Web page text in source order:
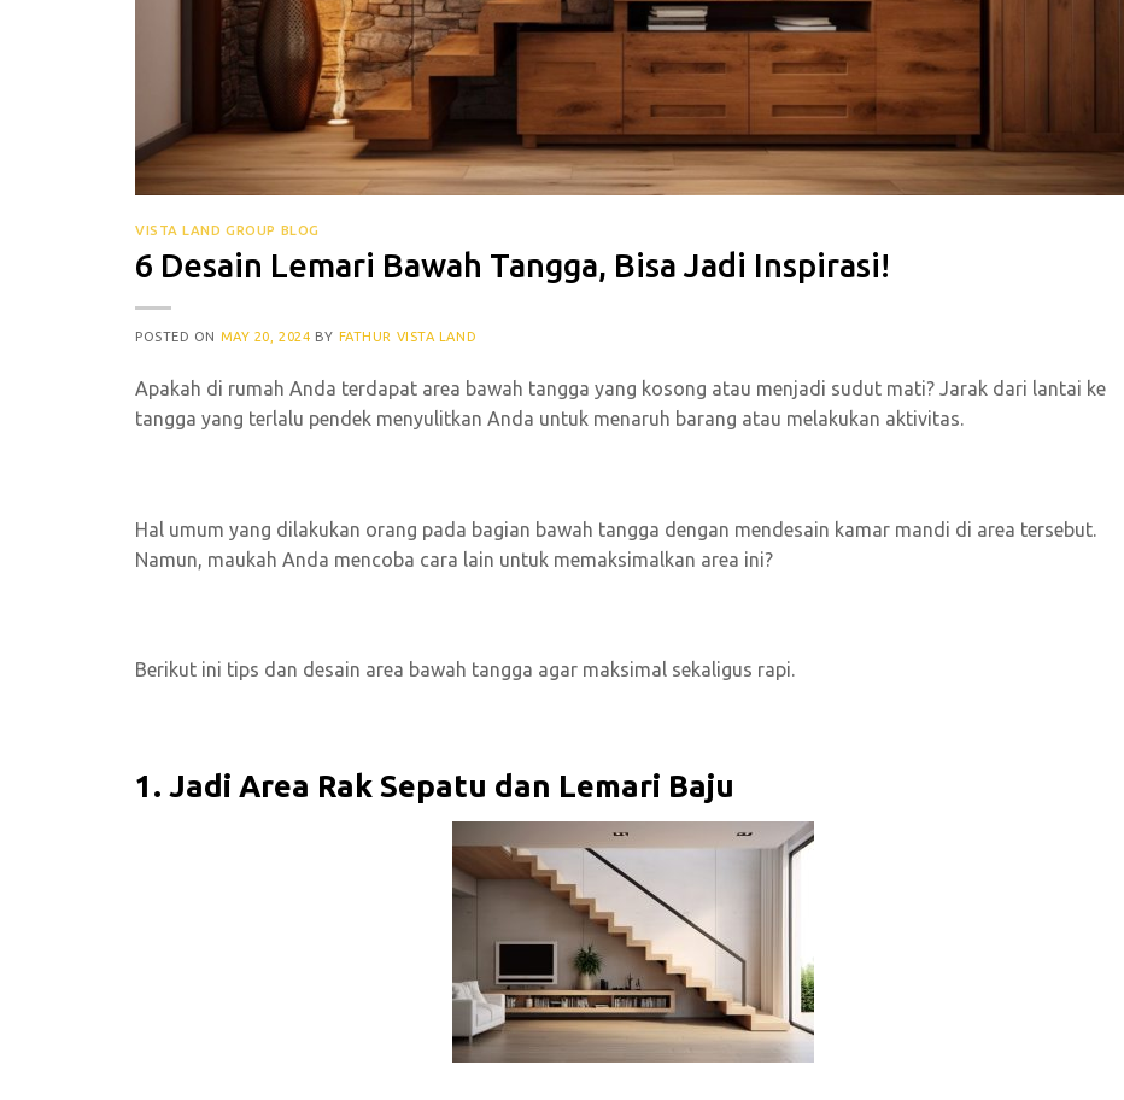
VISTA LAND GROUP BLOG
6 Desain Lemari Bawah Tangga, Bisa Jadi Inspirasi!
POSTED ON MAY 20, 2024 BY FATHUR VISTA LAND
Apakah di rumah Anda terdapat area bawah tangga yang kosong atau menjadi sudut mati? Jarak dari lantai ke
tangga yang terlalu pendek menyulitkan Anda untuk menaruh barang atau melakukan aktivitas.
Hal umum yang dilakukan orang pada bagian bawah tangga dengan mendesain kamar mandi di area tersebut.
Namun, maukah Anda mencoba cara lain untuk memaksimalkan area ini?
Berikut ini tips dan desain area bawah tangga agar maksimal sekaligus rapi.
1. Jadi Area Rak Sepatu dan Lemari Baju